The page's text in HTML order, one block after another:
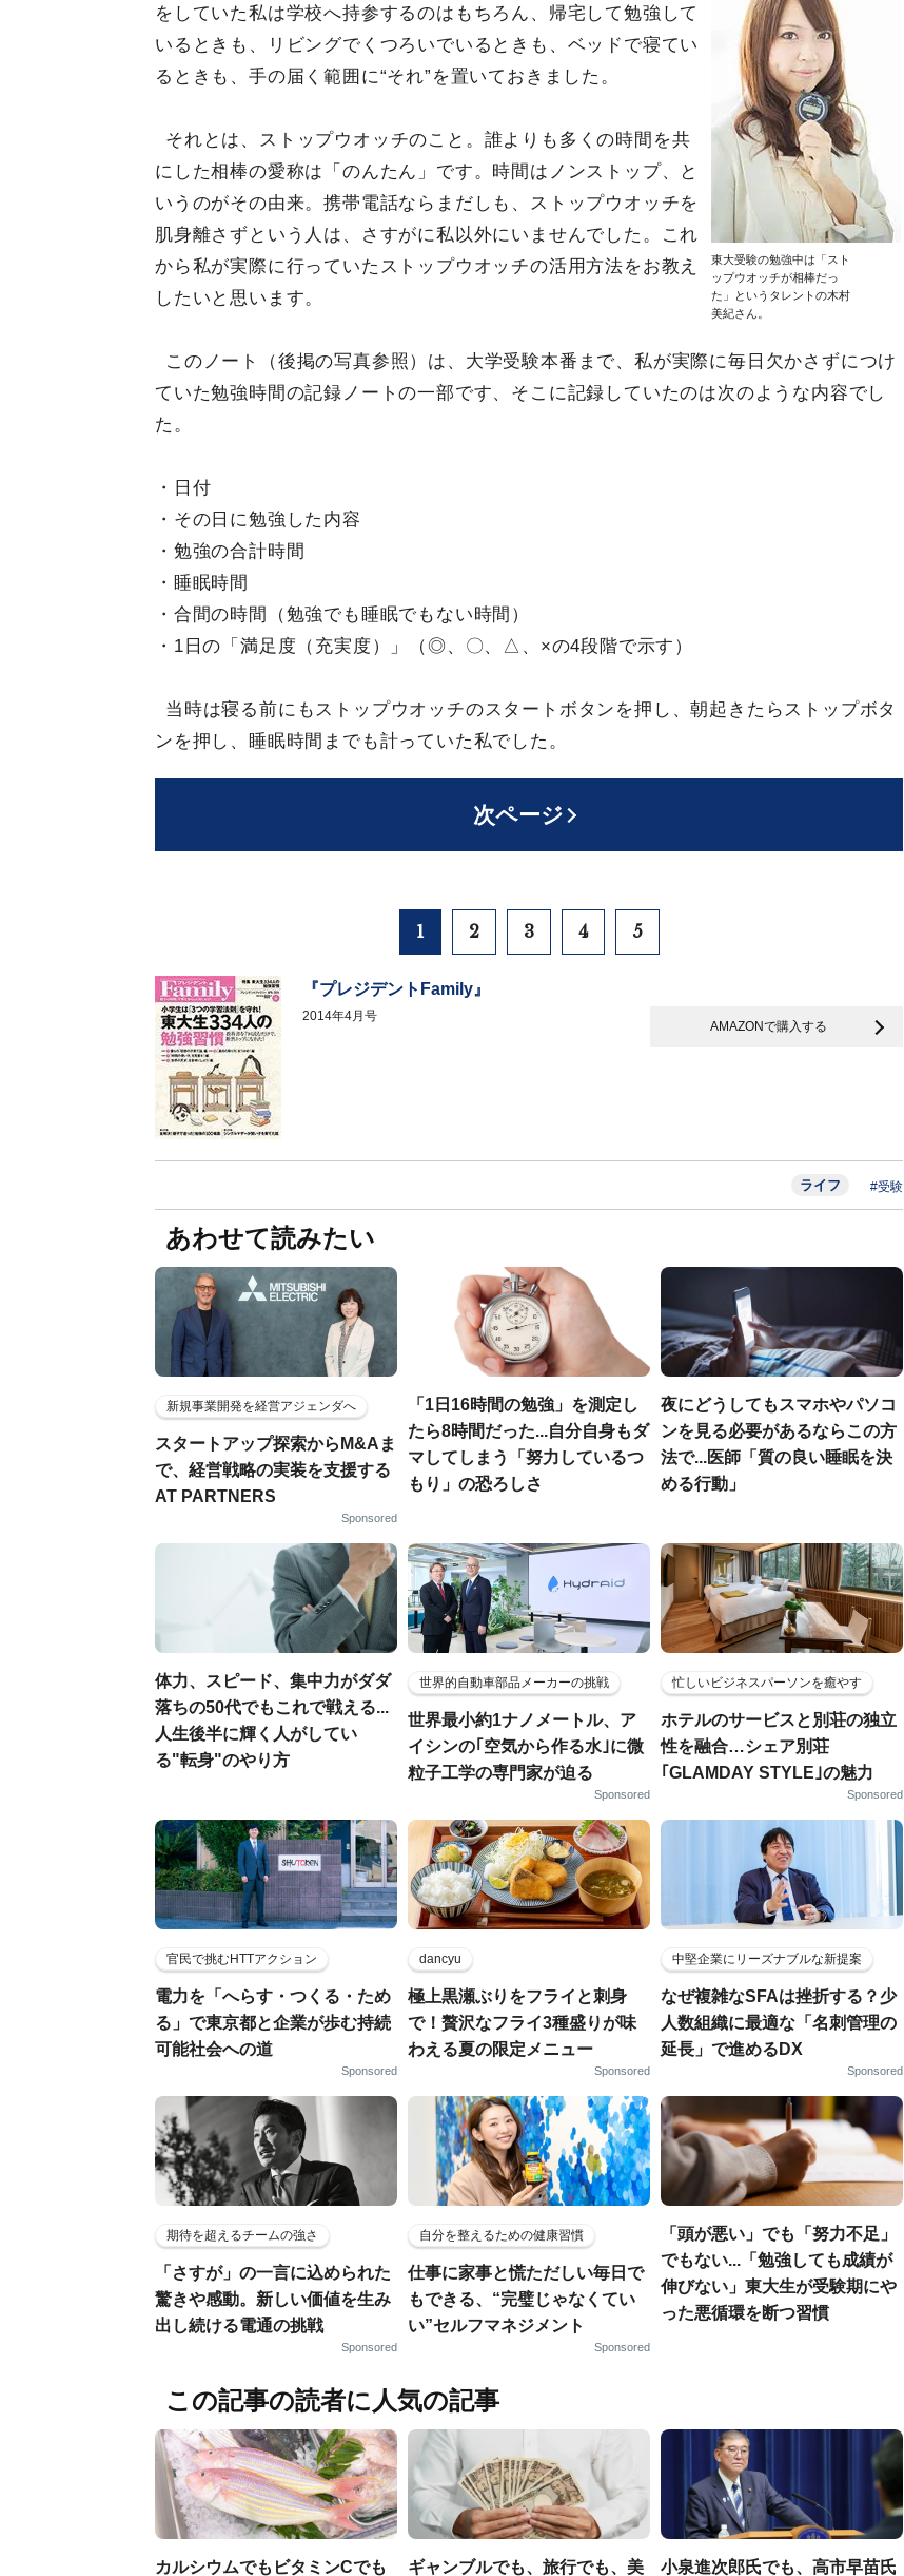
東大受験の勉強中は「スト
ップウオッチが相棒だっ
た」というタレントの木村
美紀さん。
をしていた私は学校へ持参するのはもちろん、帰宅して勉強して
いるときも、リビングでくつろいでいるときも、ベッドで寝てい
るときも、手の届く範囲に“それ”を置いておきました。
それとは、ストップウオッチのこと。誰よりも多くの時間を共
にした相棒の愛称は「のんたん」です。時間はノンストップ、と
いうのがその由来。携帯電話ならまだしも、ストップウオッチを
肌身離さずという人は、さすがに私以外にいませんでした。これ
から私が実際に行っていたストップウオッチの活用方法をお教え
したいと思います。
このノート（後掲の写真参照）は、大学受験本番まで、私が実際に毎日欠かさずにつけ
ていた勉強時間の記録ノートの一部です、そこに記録していたのは次のような内容でし
た。
・日付
・その日に勉強した内容
・勉強の合計時間
・睡眠時間
・合間の時間（勉強でも睡眠でもない時間）
・1日の「満足度（充実度）」（◎、〇、△、×の4段階で示す）
当時は寝る前にもストップウオッチのスタートボタンを押し、朝起きたらストップボタ
ンを押し、睡眠時間までも計っていた私でした。
次ページ
1 2 3 4 5
『プレジデントFamily』
2014年4月号
AMAZONで購入する
ライフ #受験
あわせて読みたい
新規事業開発を経営アジェンダへ
スタートアップ探索からM&Aま
で、経営戦略の実装を支援する
AT PARTNERS
Sponsored
「1日16時間の勉強」を測定し
たら8時間だった...自分自身もダ
マしてしまう「努力しているつ
もり」の恐ろしさ
夜にどうしてもスマホやパソコ
ンを見る必要があるならこの方
法で...医師「質の良い睡眠を決
める行動」
体力、スピード、集中力がダダ
落ちの50代でもこれで戦える...
人生後半に輝く人がしてい
る"転身"のやり方
世界的自動車部品メーカーの挑戦
世界最小約1ナノメートル、ア
イシンの｢空気から作る水｣に微
粒子工学の専門家が迫る
Sponsored
忙しいビジネスパーソンを癒やす
ホテルのサービスと別荘の独立
性を融合…シェア別荘
｢GLAMDAY STYLE｣の魅力
Sponsored
官民で挑むHTTアクション
電力を「へらす・つくる・ため
る」で東京都と企業が歩む持続
可能社会への道
Sponsored
dancyu
極上黒瀬ぶりをフライと刺身
で！贅沢なフライ3種盛りが味
わえる夏の限定メニュー
Sponsored
中堅企業にリーズナブルな新提案
なぜ複雑なSFAは挫折する？少
人数組織に最適な「名刺管理の
延長」で進めるDX
Sponsored
期待を超えるチームの強さ
「さすが」の一言に込められた
驚きや感動。新しい価値を生み
出し続ける電通の挑戦
Sponsored
自分を整えるための健康習慣
仕事に家事と慌ただしい毎日で
もできる、“完璧じゃなくてい
い”セルフマネジメント
Sponsored
「頭が悪い」でも「努力不足」
でもない...「勉強しても成績が
伸びない」東大生が受験期にや
った悪循環を断つ習慣
この記事の読者に人気の記事
カルシウムでもビタミンCでも ギャンブルでも、旅行でも、美 小泉進次郎氏でも、高市早苗氏